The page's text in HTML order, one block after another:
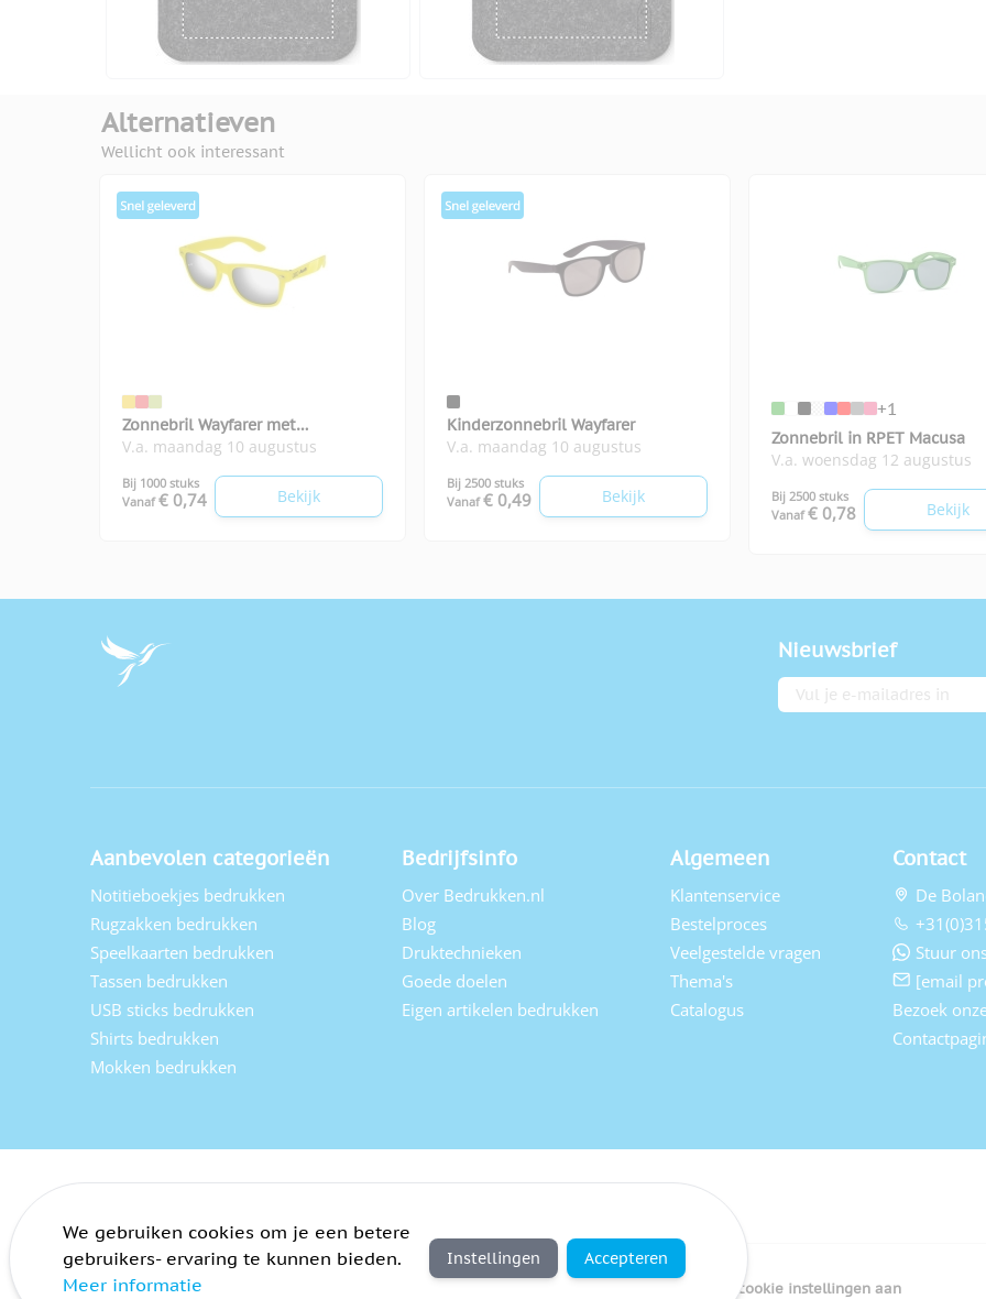
Alternatieven
Wellicht ook interessant
Zonnebril Wayfarer met
spiegelglazen
V.a. maandag 10 augustus
Bij 1000 stuks
Vanaf € 0,74 Bekijk
Kinderzonnebril Wayfarer
V.a. maandag 10 augustus
Bij 2500 stuks
Vanaf € 0,49 Bekijk
+1
Zonnebril in RPET Macusa
V.a. woensdag 12 augustus
Bij 2500 stuks
Vanaf € 0,78 Bekijk
Nieuwsbrief
E-mailadres
Aanbevolen categorieën
Notitieboekjes bedrukken
Rugzakken bedrukken
Speelkaarten bedrukken
Tassen bedrukken
USB sticks bedrukken
Shirts bedrukken
Mokken bedrukken
Bedrijfsinfo
Over Bedrukken.nl
Blog
Druktechnieken
Goede doelen
Eigen artikelen bedrukken
Algemeen
Klantenservice
Bestelproces
Veelgestelde vragen
Thema's
Catalogus
Contact
De
Stuur
[email
Bezoek
Algemene voorwaarden Pas cookie instellingen aan
We gebruiken cookies om je een betere
gebruikers- ervaring te kunnen bieden.
Meer informatie
Instellingen Accepteren